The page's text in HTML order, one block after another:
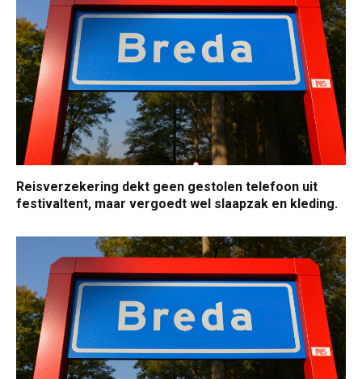
Reisverzekering dekt geen gestolen telefoon uit
festivaltent, maar vergoedt wel slaapzak en kleding.